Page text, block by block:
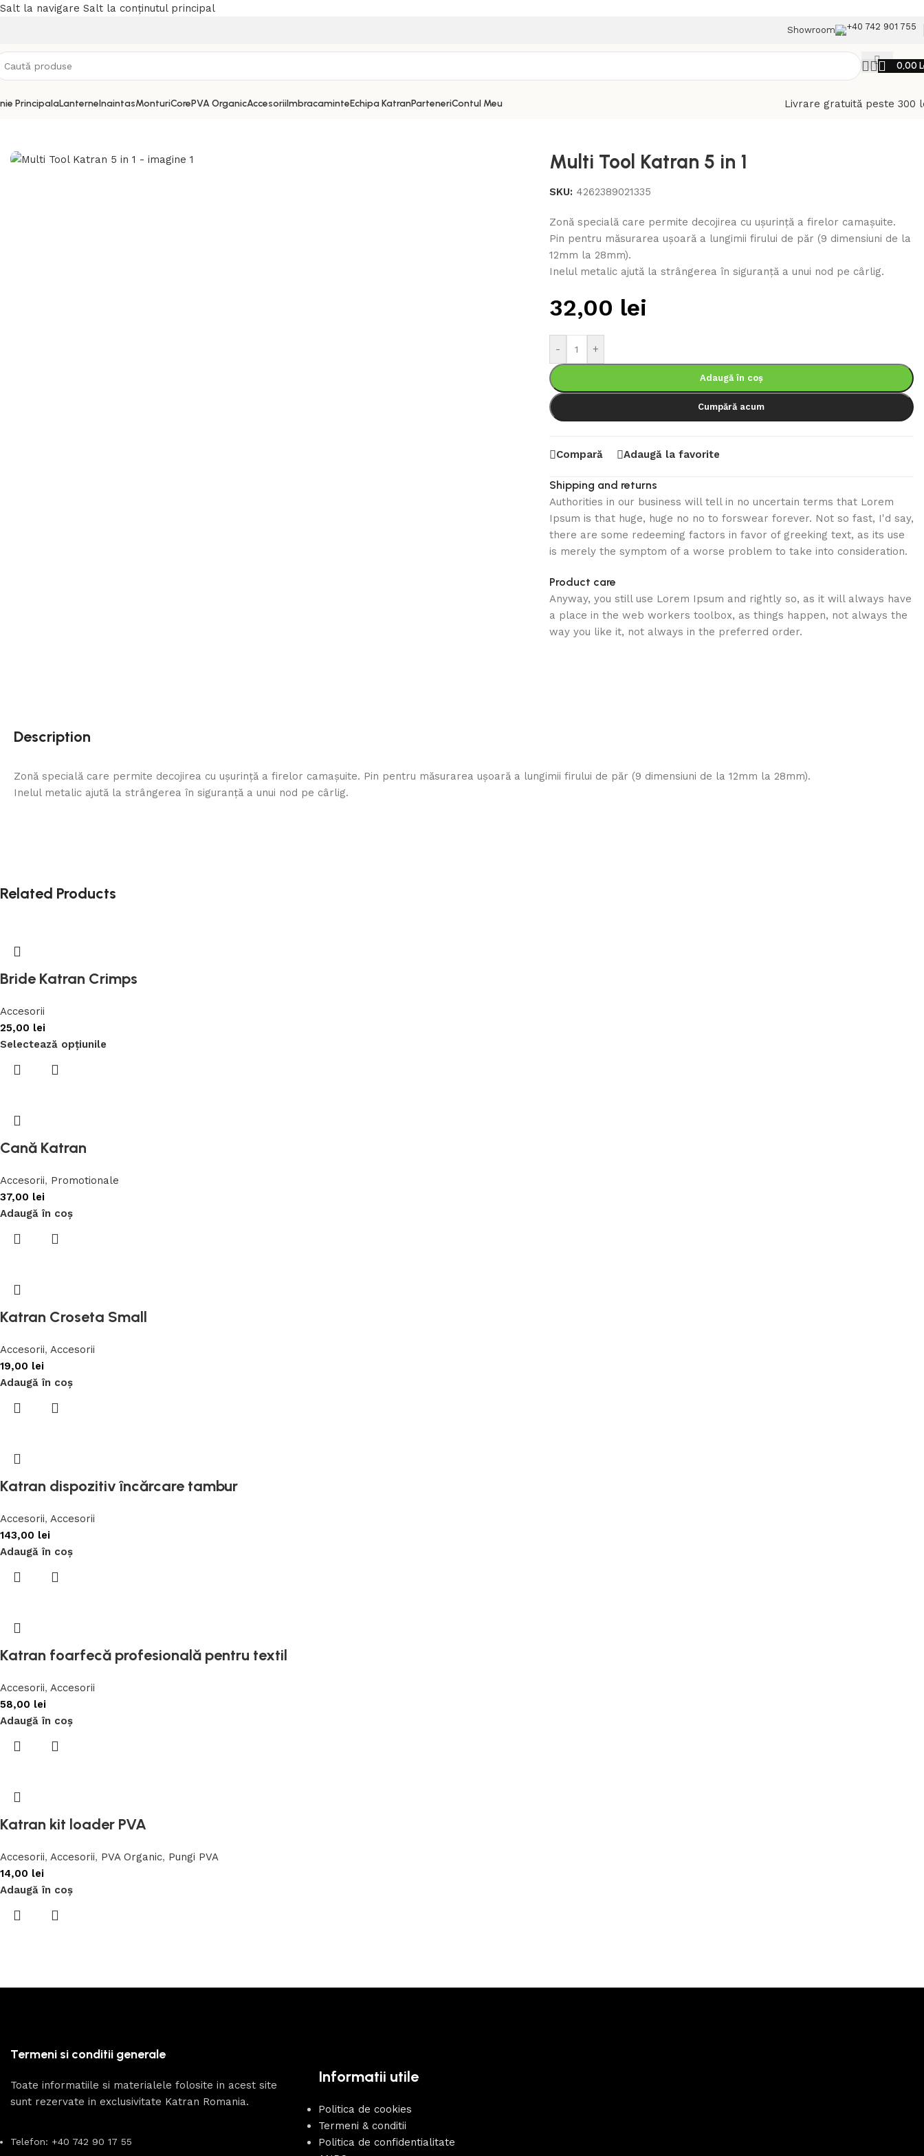
Salt la navigare Salt la conținutul principal
Showroom +40 742 901 755
0,00
PrincipalaLanterneInaintasMonturiCorePVA OrganicAccesoriiImbracaminteEchipa KatranParteneriContul Meu
Livrare gratuită peste 300
Multi Tool Katran 5 in 1
SKU: 4262389021335
Zonă specială care permite decojirea cu ușurință a firelor camașuite.
Pin pentru măsurarea ușoară a lungimii firului de păr (9 dimensiuni de la
12mm la 28mm).
Inelul metalic ajută la strângerea în siguranță a unui nod pe cârlig.
32,00 lei
- +
Adaugă în coș
Cumpără acum
Compară Adaugă la favorite
Shipping and returns
Authorities in our business will tell in no uncertain terms that Lorem
Ipsum is that huge, huge no no to forswear forever. Not so fast, I'd say,
there are some redeeming factors in favor of greeking text, as its use
is merely the symptom of a worse problem to take into consideration.
Product care
Anyway, you still use Lorem Ipsum and rightly so, as it will always have
a place in the web workers toolbox, as things happen, not always the
way you like it, not always in the preferred order.
Description
Zonă specială care permite decojirea cu ușurință a firelor camașuite. Pin pentru măsurarea ușoară a lungimii firului de păr (9 dimensiuni de la 12mm la 28mm).
Inelul metalic ajută la strângerea în siguranță a unui nod pe cârlig.
Related Products
Bride Katran Crimps
Accesorii
25,00 lei
Selectează opțiunile
Cană Katran
Accesorii, Promotionale
37,00 lei
Adaugă în coș
Katran Croseta Small
Accesorii, Accesorii
19,00 lei
Adaugă în coș
Katran dispozitiv încărcare tambur
Accesorii, Accesorii
143,00 lei
Adaugă în coș
Katran foarfecă profesională pentru textil
Accesorii, Accesorii
58,00 lei
Adaugă în coș
Katran kit loader PVA
Accesorii, Accesorii, PVA Organic, Pungi PVA
14,00 lei
Adaugă în coș
Termeni si conditii generale
Toate informatiile si materialele folosite in acest site
sunt rezervate in exclusivitate Katran Romania.
Telefon: +40 742 90 17 55
Informatii utile
Politica de cookies
Termeni & conditii
Politica de confidentialitate